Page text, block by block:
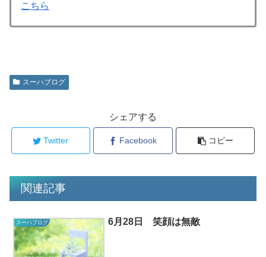
こちら
スーハブログ
シェアする
Twitter Facebook コピー
関連記事
スーハブログ 6月28日 笑顔は無敵